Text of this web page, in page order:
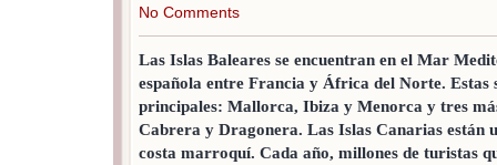
No Comments
Las Islas Baleares se encuentran en el Mar
española entre Francia y África del Norte. Estas
principales: Mallorca, Ibiza y Menorca y tres
Cabrera y Dragonera. Las Islas Canarias están
costa marroquí. Cada año, millones de turistas